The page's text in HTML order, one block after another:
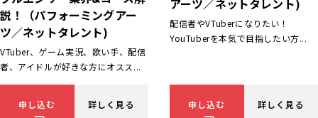
説！（パフォーミングアー
ツ／ネットタレント)
VTuber、ゲーム実況、歌い手、配信
者、アイドルが好きな方にオスス...
申し込む 詳しく見る
アーツ／ネットタレント)
配信者やVTuberになりたい！
YouTuberを本気で目指したい方...
申し込む 詳しく見る